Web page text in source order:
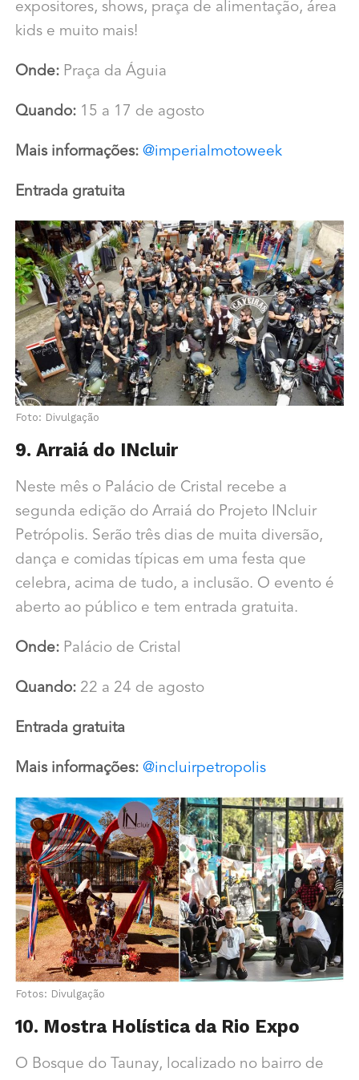
expositores, shows, praça de alimentação, área
kids e muito mais!
Onde:Praça da Águia
Quando:15 a 17 de agosto
Mais informações: @imperialmotoweek
Entrada gratuita
Foto: Divulgação
9. Arraiá do INcluir
Neste mês o Palácio de Cristal recebe a
segunda edição do Arraiá do Projeto INcluir
Petrópolis. Serão três dias de muita diversão,
dança e comidas típicas em uma festa que
celebra, acima de tudo, a inclusão. O evento é
aberto ao público e tem entrada gratuita.
Onde:Palácio de Cristal
Quando:22 a 24 de agosto
Entrada gratuita
Mais informações: @incluirpetropolis
Fotos: Divulgação
10. Mostra Holística da Rio Expo
O Bosque do Taunay, localizado no bairro de